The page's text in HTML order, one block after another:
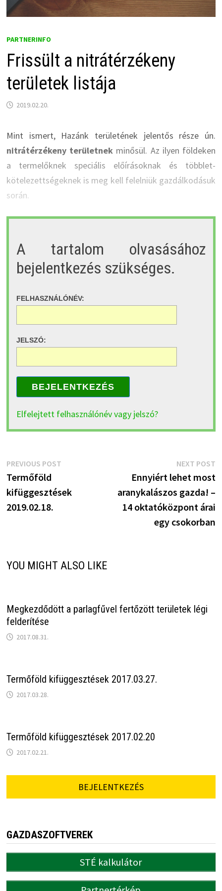
PARTNERINFO
Frissült a nitrátérzékeny
területek listája
2019.02.20.
Mint ismert, Hazánk területének jelentős része ún.
nitrátérzékeny területnek minősül. Az ilyen földeken
a termelőknek speciális előírásoknak és többlet-
kötelezettségeknek is meg kell felelniük gazdálkodásuk
során.
A tartalom olvasásához
bejelentkezés szükséges.
FELHASZNÁLÓNÉV:
JELSZÓ:
BEJELENTKEZÉS
Elfelejtett felhasználónév vagy jelszó?
Bejegyzés
navigáció
PREVIOUS POSTPrevious
Termőföld
kifüggesztések
2019.02.18.
NEXT POST
Ennyiért lehet most
aranykalászos gazda! –
14 oktatóközpont árai
egy csokorban
YOU MIGHT ALSO LIKE
Megkezdődött a parlagfűvel fertőzött területek légi
felderítése
2017.08.31.
Termőföld kifüggesztések 2017.03.27.
2017.03.28.
Termőföld kifüggesztések 2017.02.20
2017.02.21.
BEJELENTKEZÉS
GAZDASZOFTVEREK
STÉ kalkulátor